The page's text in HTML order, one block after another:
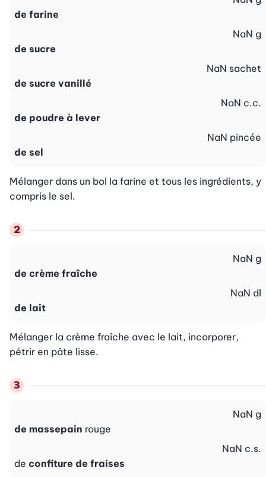
de farine
de sucre
NaN g
de sucre vanillé
NaN sachet
de poudre à lever
NaN c.c.
de sel
NaN pincée
Mélanger dans un bol la farine et tous les ingrédients, y
compris le sel.
de crème fraîche
NaN g
de lait
NaN dl
Mélanger la crème fraîche avec le lait, incorporer,
pétrir en pâte lisse.
de massepain rouge
NaN g
de confiture de fraises
NaN c.s.